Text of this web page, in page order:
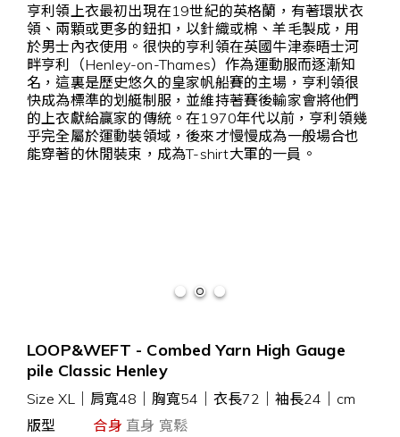
亨利領上衣最初出現在19世紀的英格蘭，有著環狀衣
領、兩顆或更多的鈕扣，以針織或棉、羊毛製成，用
於男士內衣使用。很快的亨利領在英國牛津泰晤士河
畔亨利（Henley-on-Thames）作為運動服而逐漸知
名，這裏是歷史悠久的皇家帆船賽的主場，亨利領很
快成為標準的划艇制服，並維持著賽後輸家會將他們
的上衣獻給贏家的傳統。在1970年代以前，亨利領幾
乎完全屬於運動裝領域，後來才慢慢成為一般場合也
能穿著的休閒裝束，成為T-shirt大軍的一員。
LOOP&WEFT - Combed Yarn High Gauge
pile Classic Henley
Size XL
肩寬48｜胸寬54｜衣長72｜袖長24｜cm
版型 合身 直身 寬鬆